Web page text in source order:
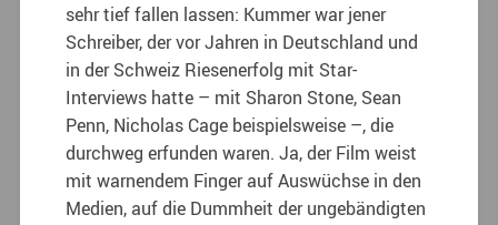
sehr tief fallen lassen: Kummer war jener
Schreiber, der vor Jahren in Deutschland und
in der Schweiz Riesenerfolg mit Star-
Interviews hatte – mit Sharon Stone, Sean
Penn, Nicholas Cage beispielsweise –, die
durchweg erfunden waren. Ja, der Film weist
mit warnendem Finger auf Auswüchse in den
Medien, auf die Dummheit der ungebändigten